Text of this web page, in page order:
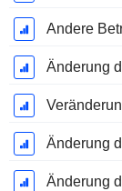
Andere
Änderung